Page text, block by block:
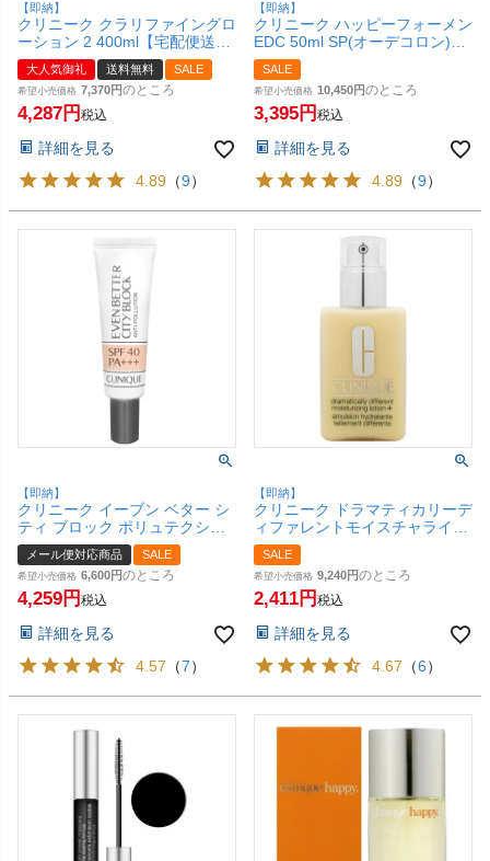
【即納】
クリニーク クラリファイングロ
ーション 2 400ml【宅配便送料
無料】 (6002593)
大人気御礼 送料無料 SALE
希望小売価格 7,370 のところ
4,287 税込
詳細を見る
4.89 （9）
【即納】
クリニーク ハッピーフォーメン
EDC 50ml SP(オーデコロン)
【香水】【SBT】
SALE
希望小売価格 10,450 のところ
3,395 税込
詳細を見る
4.89 （9）
【即納】
クリニーク イーブン ベター シ
ティ ブロック ポリュテクショ
ン40 N 30ml【UV/日焼け止めク
リーム】【メール便対応商品】
【SBT】(6009959)
メール便対応商品 SALE
希望小売価格 6,600 のところ
4,259 税込
詳細を見る
4.57 （7）
【即納】
クリニーク ドラマティカリーデ
ィファレントモイスチャライジ
ングローション プラス
125ml【DDML+】【乳液】
【SBT】 (6010553)
SALE
希望小売価格 9,240 のところ
2,411 税込
詳細を見る
4.67 （6）